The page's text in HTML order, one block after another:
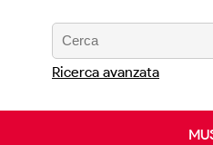
Ricerca avanzata